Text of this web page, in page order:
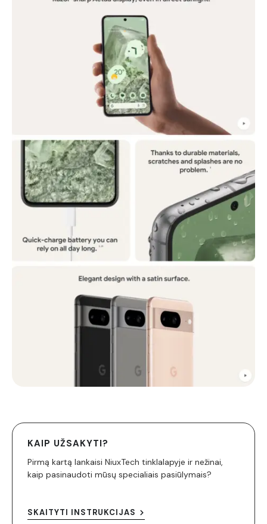
KAIP UŽSAKYTI?
Pirmą kartą lankaisi NiuxTech tinklalapyje ir nežinai,
kaip pasinaudoti mūsų specialiais pasiūlymais?
SKAITYTI INSTRUKCIJAS